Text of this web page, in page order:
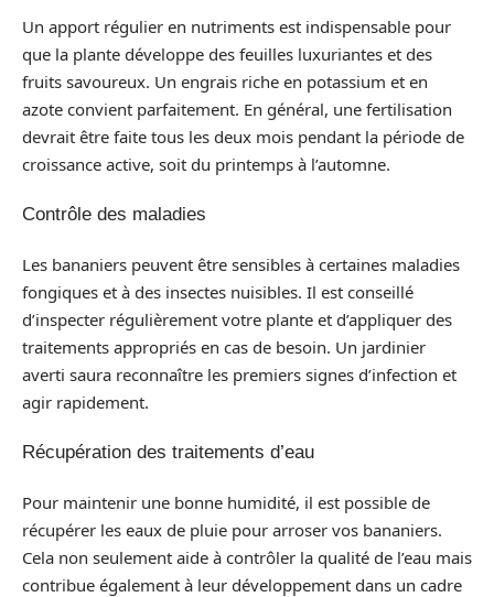
Un apport régulier en nutriments est indispensable pour
que la plante développe des feuilles luxuriantes et des
fruits savoureux. Un engrais riche en potassium et en
azote convient parfaitement. En général, une fertilisation
devrait être faite tous les deux mois pendant la période de
croissance active, soit du printemps à l’automne.
Contrôle des maladies
Les bananiers peuvent être sensibles à certaines maladies
fongiques et à des insectes nuisibles. Il est conseillé
d’inspecter régulièrement votre plante et d’appliquer des
traitements appropriés en cas de besoin. Un jardinier
averti saura reconnaître les premiers signes d’infection et
agir rapidement.
Récupération des traitements d’eau
Pour maintenir une bonne humidité, il est possible de
récupérer les eaux de pluie pour arroser vos bananiers.
Cela non seulement aide à contrôler la qualité de l’eau mais
contribue également à leur développement dans un cadre